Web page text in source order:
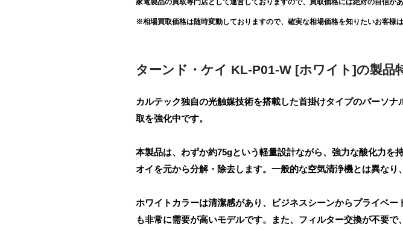
家電製品の買取専門店として運営しておりますので、買取価格には絶対の自信が
※相場買取価格は随時変動しておりますので、確実な相場価格を知りたいお客様
ターンド・ケイ KL-P01-W [ホワイト]の製品
カルテック独自の光触媒技術を搭載した首掛けタイプのパーソ
取を強化中です。
本製品は、わずか約75gという軽量設計ながら、強力な酸化力を
オイを元から分解・除去します。一般的な空気清浄機とは異な
ホワイトカラーは清潔感があり、ビジネスシーンからプライベ
も非常に需要が高いモデルです。また、フィルター交換が不要